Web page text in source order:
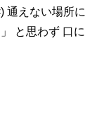
えない場所
と思わず 口